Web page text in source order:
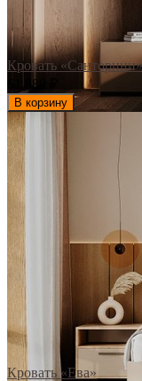
Кровать
61 880
В корзину
Кровать «Ева»